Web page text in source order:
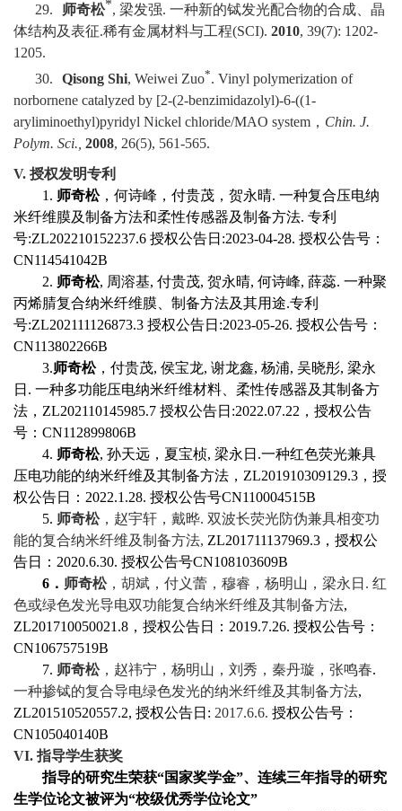
29.
师奇松*, 梁发强. 一种新的铽发光配合物的合成、晶
体结构及表征.稀有金属材料与工程(SCI). 2010, 39(7): 1202-
1205.
30.
Qisong Shi, Weiwei Zuo*. Vinyl polymerization of
norbornene catalyzed by [2-(2-benzimidazolyl)-6-((1-
aryliminoethyl)pyridyl Nickel chloride/MAO system ， Chin. J.
Polym. Sci., 2008, 26(5), 561-565.
V. 授权发明专利
1. 师奇松，何诗峰，付贵茂，贺永晴. 一种复合压电纳
米纤维膜及制备方法和柔性传感器及制备方法. 专利
号:ZL202210152237.6 授权公告日 :2023-04-28. 授权公告号：
CN114541042B
2. 师奇松, 周溶基, 付贵茂, 贺永晴, 何诗峰, 薛蕊. 一种聚
丙烯腈复合纳米纤维膜、制备方法及其用途.专利
号:ZL202111126873.3 授权公告日 :2023-05-26. 授权公告号：
CN113802266B
3.师奇松，付贵茂, 侯宝龙, 谢龙鑫, 杨浦, 吴晓彤, 梁永
日 . 一种多功能压电纳米纤维材料、柔性传感器及其制备方
法， ZL202110145985.7 授权公告日 :2022.07.22 ，授权公告
号： CN112899806B
4. 师奇松, 孙天远，夏宝桢, 梁永日 .一种红色荧光兼具
压电功能的纳米纤维及其制备方法， ZL201910309129.3 ，授
权公告日： 2022.1.28. 授权公告号CN110004515B
5. 师奇松，赵宇轩，戴晔. 双波长荧光防伪兼具相变功
能的复合纳米纤维及制备方法, ZL201711137969.3 ，授权公
告日： 2020.6.30. 授权公告号CN108103609B
6 ． 师奇松，胡斌，付义蕾，穆睿，杨明山，梁永日 . 红
色或绿色发光导电双功能复合纳米纤维及其制备方法,
ZL201710050021.8 ，授权公告日： 2019.7.26. 授权公告号：
CN106757519B
7. 师奇松，赵祎宁，杨明山，刘秀，秦丹璇，张鸣春.
一种掺铽的复合导电绿色发光的纳米纤维及其制备方法,
ZL201510520557.2, 授权公告日 : 2017.6.6. 授权公告号：
CN105040140B
VI. 指导学生获奖
指导的研究生荣获“国家奖学金”、连续三年指导的研究
生学位论文被评为“校级优秀学位论文”